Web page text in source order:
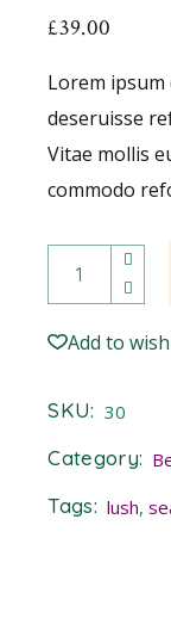
£39.00
Lorem ipsum
deseruisse
Vitae mollis
commodo
Nasturtium
Add to
SKU: 30
Category:
Tags: lush,